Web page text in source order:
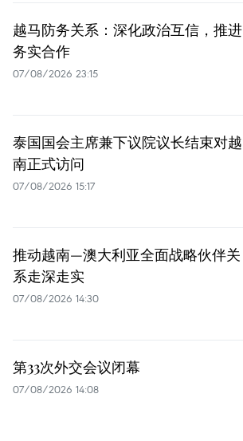
越马防务关系：深化政治互信，推进
务实合作
07/08/2026 23:15
泰国国会主席兼下议院议长结束对越
南正式访问
07/08/2026 15:17
推动越南—澳大利亚全面战略伙伴关
系走深走实
07/08/2026 14:30
第33次外交会议闭幕
07/08/2026 14:08